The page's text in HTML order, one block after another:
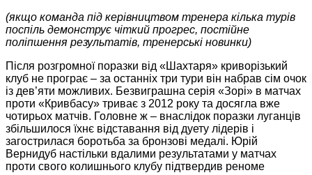
(якщо команда під керівництвом тренера кілька турів
поспіль демонструє чіткий прогрес, постійне
поліпшення результатів, тренерські новинки)
Після розгромної поразки від «Шахтаря» криворізький
клуб не програє – за останніх три тури він набрав сім очок
із дев’яти можливих. Безвиграшна серія «Зорі» в матчах
проти «Кривбасу» триває з 2012 року та досягла вже
чотирьох матчів. Головне ж – внаслідок поразки луганців
збільшилося їхнє відставання від дуету лідерів і
загострилася боротьба за бронзові медалі. Юрій
Вернидуб настільки вдалими результатами у матчах
проти свого колишнього клубу підтвердив реноме